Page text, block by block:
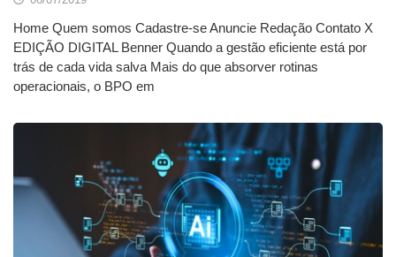
Home Quem somos Cadastre-se Anuncie Redação Contato X
EDIÇÃO DIGITAL Benner Quando a gestão eficiente está por
trás de cada vida salva Mais do que absorver rotinas
operacionais, o BPO em